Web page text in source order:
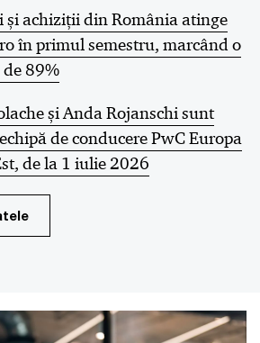
și achiziții din România atinge
în primul semestru, marcând o
89%
și Anda Rojanschi sunt
de conducere PwC Europa
de la 1 iulie 2026